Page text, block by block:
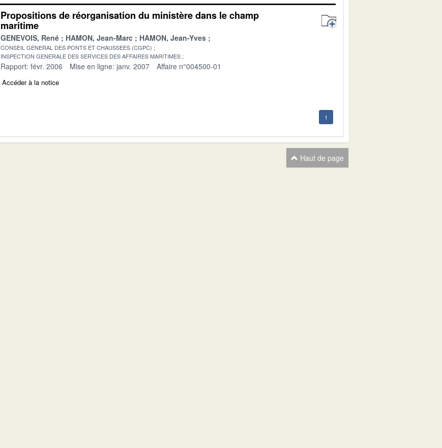
Propositions de réorganisation du ministère dans le champ
maritime
GENEVOIS, René HAMON, Jean-Marc HAMON, Jean-Yves
CONSEIL GENERAL DES PONTS ET CHAUSSEES (CGPC)
INSPECTION GENERALE DES SERVICES DES AFFAIRES MARITIMES
Rapport: févr. 2006 Mise en ligne: janv. 2007 Affaire n°004500-01
Accéder à la notice
1
Haut de page